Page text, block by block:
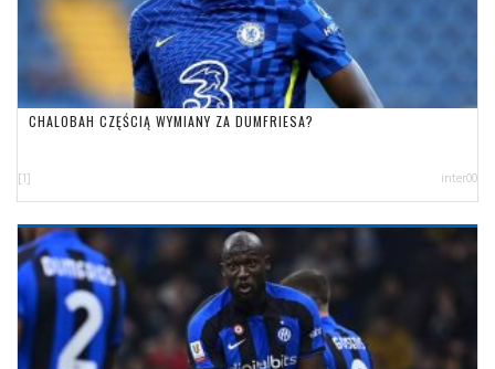
CHALOBAH CZĘŚCIĄ WYMIANY ZA DUMFRIESA?
[1] inter00